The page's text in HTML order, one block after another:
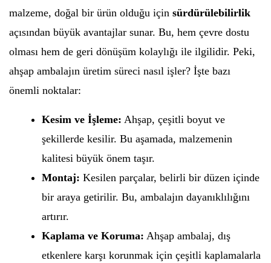
malzeme, doğal bir ürün olduğu için sürdürülebilirlik
açısından büyük avantajlar sunar. Bu, hem çevre dostu
olması hem de geri dönüşüm kolaylığı ile ilgilidir. Peki,
ahşap ambalajın üretim süreci nasıl işler? İşte bazı
önemli noktalar:
Kesim ve İşleme: Ahşap, çeşitli boyut ve
şekillerde kesilir. Bu aşamada, malzemenin
kalitesi büyük önem taşır.
Montaj: Kesilen parçalar, belirli bir düzen içinde
bir araya getirilir. Bu, ambalajın dayanıklılığını
artırır.
Kaplama ve Koruma: Ahşap ambalaj, dış
etkenlere karşı korunmak için çeşitli kaplamalarla